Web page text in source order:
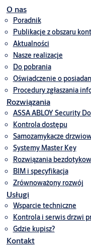
Wkładka jednostronna
O nas
Poradnik
Publikacje z obszaru
Aktualności
Nasze realizacje
Do pobrania
Oświadczenie o
Procedury zgłaszania
Rozwiązania
ASSA ABLOY Security
Kontrola dostępu
Samozamykacze
Systemy Master Key
Rozwiązania
BIM i specyfikacja
Zrównoważony rozwój
Usługi
Wsparcie techniczne
Kontrola i serwis drzwi
Gdzie kupisz?
Kontakt